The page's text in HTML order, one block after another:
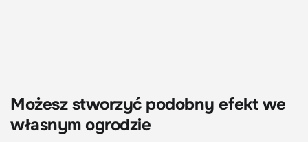
Możesz stworzyć podobny efekt we
własnym ogrodzie